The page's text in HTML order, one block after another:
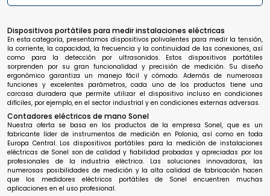
Dispositivos portátiles para medir instalaciones eléctricas
En esta categoría, presentamos dispositivos polivalentes para medir la tensión,
la corriente, la capacidad, la frecuencia y la continuidad de las conexiones, así
como para la detección por ultrasonidos. Estos dispositivos portátiles
sorprenden por su gran funcionalidad y precisión de medición. Su diseño
ergonómico garantiza un manejo fácil y cómodo. Además de numerosas
funciones y excelentes parámetros, cada uno de los productos tiene una
carcasa duradera que permite utilizar el dispositivo incluso en condiciones
difíciles, por ejemplo, en el sector industrial y en condiciones externas adversas.
Contadores eléctricos de mano Sonel
Nuestra oferta se basa en los productos de la empresa Sonel, que es un
fabricante líder de instrumentos de medición en Polonia, así como en toda
Europa Central. Los dispositivos portátiles para la medición de instalaciones
eléctricas de Sonel son de calidad y fiabilidad probadas y apreciadas por los
profesionales de la industria eléctrica. Las soluciones innovadoras, las
numerosas posibilidades de medición y la alta calidad de fabricación hacen
que los medidores eléctricos portátiles de Sonel encuentren muchas
aplicaciones en el uso profesional.